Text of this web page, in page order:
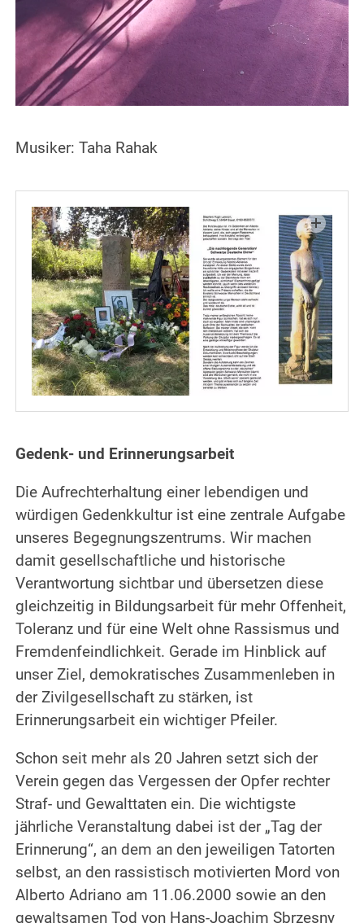
Musiker: Taha Rahak
Gedenk- und Erinnerungsarbeit
Die Aufrechterhaltung einer lebendigen und
würdigen Gedenkkultur ist eine zentrale Aufgabe
unseres Begegnungszentrums. Wir machen
damit gesellschaftliche und historische
Verantwortung sichtbar und übersetzen diese
gleichzeitig in Bildungsarbeit für mehr Offenheit,
Toleranz und für eine Welt ohne Rassismus und
Fremdenfeindlichkeit. Gerade im Hinblick auf
unser Ziel, demokratisches Zusammenleben in
der Zivilgesellschaft zu stärken, ist
Erinnerungsarbeit ein wichtiger Pfeiler.
Schon seit mehr als 20 Jahren setzt sich der
Verein gegen das Vergessen der Opfer rechter
Straf- und Gewalttaten ein. Die wichtigste
jährliche Veranstaltung dabei ist der „Tag der
Erinnerung“, an dem an den jeweiligen Tatorten
selbst, an den rassistisch motivierten Mord von
Alberto Adriano am 11.06.2000 sowie an den
gewaltsamen Tod von Hans-Joachim Sbrzesny